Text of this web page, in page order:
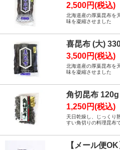
2,500円(税込)
北海道産の厚葉昆布を
味を凝縮させました
喜昆布 (大)
3,500円(税込)
北海道産の厚葉昆布を
味を凝縮させました
角切昆布
1,250円(税込)
天日乾燥し、じっくり
すい角切りの料理昆布
【メール便